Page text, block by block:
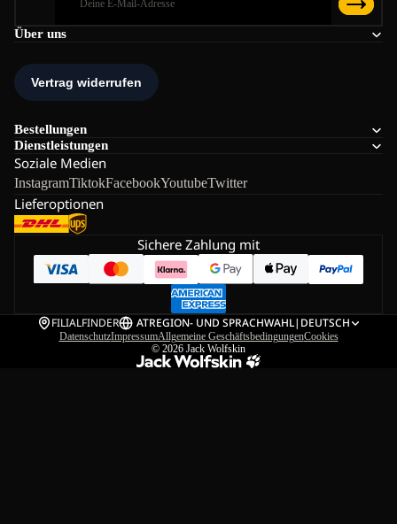
Über uns
Bestellungen
Dienstleistungen
Soziale Medien
InstagramTiktokFacebookYoutubeTwitter
Lieferoptionen
Sichere Zahlung mit
FILIALFINDER ATREGION- UND SPRACHWAHL| DEUTSCH
DatenschutzImpressumAllgemeine GeschäftsbedingungenCookies
© 2026 Jack Wolfskin